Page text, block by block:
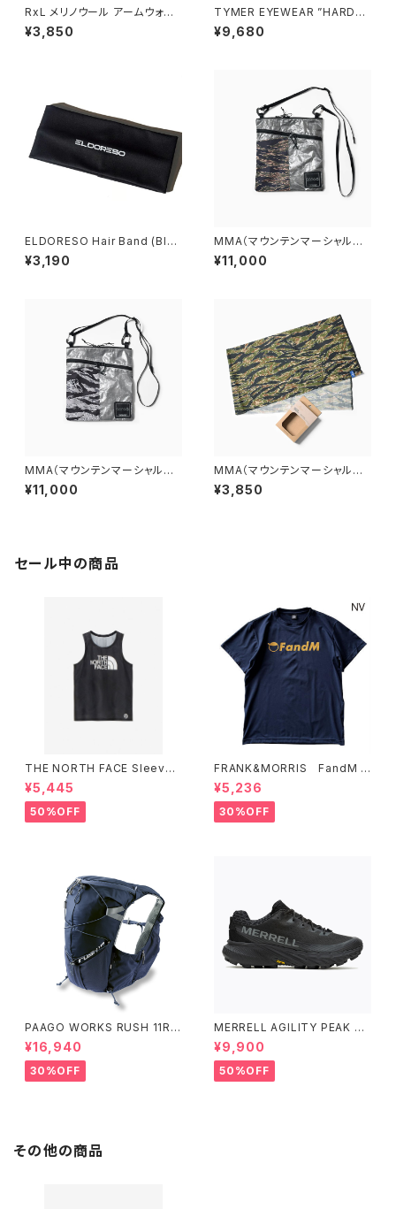
RxL メリノウール アームウォー
マー(ユニセックス) レッド×アイ
ボリー
¥3,850
TYMER EYEWEAR ”HARDY"
TORTOISE/PHOTOCHROM
IC GREY（TY102-MTT-PG
¥9,680
ELDORESO Hair Band (Blac
k)
¥3,190
MMA（マウンテンマーシャルア
ーツ） DFC Sacoche "EDDI
E" (Tiger Camo)
¥11,000
MMA（マウンテンマーシャルア
ーツ） DFC Sacoche "EDDI
E" (Grayish)
¥11,000
MMA（マウンテンマーシャルア
ーツ）×CHAORAS® Sports T
enugui (Tiger Camo)
¥3,850
セール中の商品
THE NORTH FACE Sleevel
ess Hypervent Crew WOM
EN'S ブラック
¥5,445
50%OFF
FRANK&MORRIS FandM T
ee NV
¥5,236
30%OFF
PAAGO WORKS RUSH 11R A
LPINE BLUE
¥16,940
30%OFF
MERRELL AGILITY PEAK 5
アジリティー ピーク 5［ウィメン
ズ］ BLACK/BLACK ブラック/
ブラック
¥9,900
50%OFF
その他の商品